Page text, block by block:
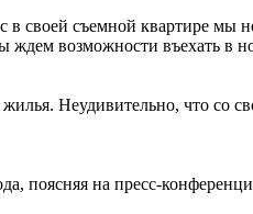
съемной квартире мы
ждем возможности въехать в
Неудивительно, что со
на пресс-